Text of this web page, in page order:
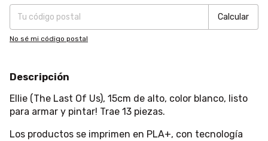
Calcular
No sé mi código postal
Descripción
Ellie (The Last Of Us), 15cm de alto, color blanco, listo
para armar y pintar! Trae 13 piezas.
Los productos se imprimen en PLA+, con tecnología